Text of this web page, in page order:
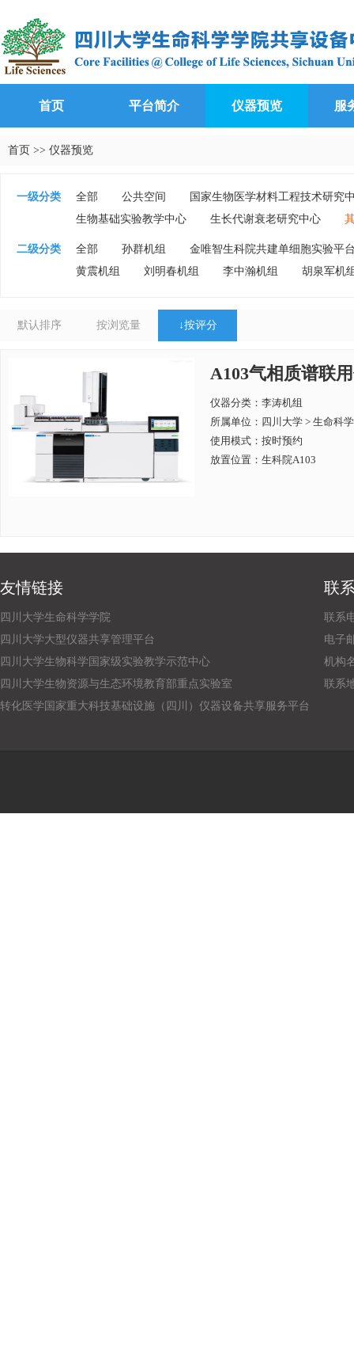
首页 平台简介 仪器预览 服
首页 >> 仪器预览
一级分类 全部 公共空间
国家生物医学材料工程技术研究
生物基础实验教学中心
生长代谢衰老研究中心
二级分类 全部 孙群机组
金唯智生科院共建单细胞实验平
黄震机组
刘明春机组 李中瀚机组 胡泉军机
默认排序 按浏览量 ↓按评分
A103气相质谱联
仪器分类：李涛机组
所属单位： 四川大学 > 生命科
使用模式：按时预约
放置位置：生科院A103
友情链接
四川大学生命科学学院
四川大学大型仪器共享管理平台
四川大学生物科学国家级实验教学示范中心
四川大学生物资源与生态环境教育部重点实验室
转化医学国家重大科技基础设施（四川）仪器设备共享服务平台
联
联系
电子
机构
联系